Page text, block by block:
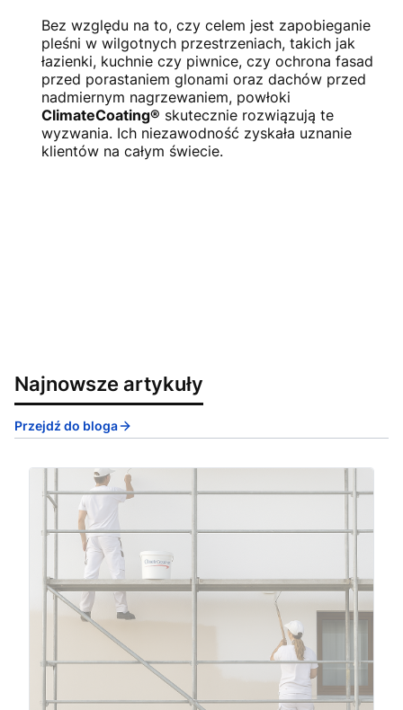
Bez względu na to, czy celem jest zapobieganie
pleśni w wilgotnych przestrzeniach, takich jak
łazienki, kuchnie czy piwnice, czy ochrona fasad
przed porastaniem glonami oraz dachów przed
nadmiernym nagrzewaniem, powłoki
ClimateCoating® skutecznie rozwiązują te
wyzwania. Ich niezawodność zyskała uznanie
klientów na całym świecie.
Najnowsze artykuły
Przejdź do bloga